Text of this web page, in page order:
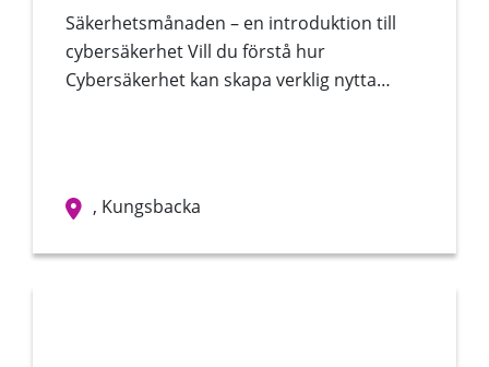
Säkerhetsmånaden – en introduktion till
cybersäkerhet Vill du förstå hur
Cybersäkerhet kan skapa verklig nytta…
, Kungsbacka